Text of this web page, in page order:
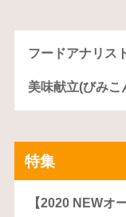
フードアナリス
美味献立(びみこ
特集
【2020 NEWオ